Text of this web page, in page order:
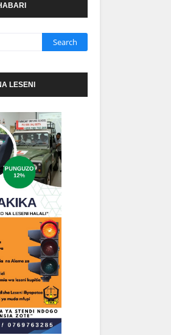
LESENI